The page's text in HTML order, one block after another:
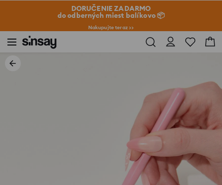
DORUČENIE ZADARMO
do odberných miest balíkovo 📦
Nakupujte teraz >>